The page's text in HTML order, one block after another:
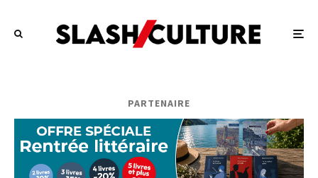
PARTENAIRE